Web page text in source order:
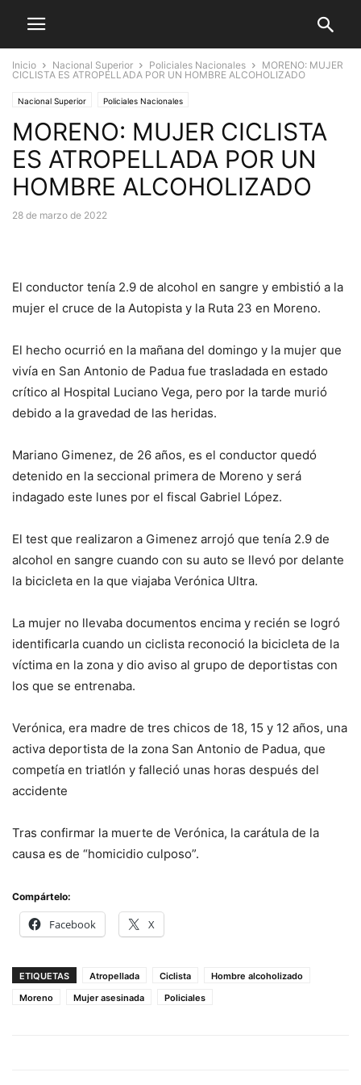
Inicio Nacional Superior Policiales Nacionales
MORENO: MUJER
CICLISTA ES ATROPELLADA POR UN HOMBRE ALCOHOLIZADO
Nacional Superior Policiales Nacionales
MORENO: MUJER CICLISTA
ES ATROPELLADA POR UN
HOMBRE ALCOHOLIZADO
28 de marzo de 2022
El conductor tenía 2.9 de alcohol en sangre y embistió a la
mujer el cruce de la Autopista y la Ruta 23 en Moreno.
El hecho ocurrió en la mañana del domingo y la mujer que
vivía en San Antonio de Padua fue trasladada en estado
crítico al Hospital Luciano Vega, pero por la tarde murió
debido a la gravedad de las heridas.
Mariano Gimenez, de 26 años, es el conductor quedó
detenido en la seccional primera de Moreno y será
indagado este lunes por el fiscal Gabriel López.
El test que realizaron a Gimenez arrojó que tenía 2.9 de
alcohol en sangre cuando con su auto se llevó por delante
la bicicleta en la que viajaba Verónica Ultra.
La mujer no llevaba documentos encima y recién se logró
identificarla cuando un ciclista reconoció la bicicleta de la
víctima en la zona y dio aviso al grupo de deportistas con
los que se entrenaba.
Verónica, era madre de tres chicos de 18, 15 y 12 años, una
activa deportista de la zona San Antonio de Padua, que
competía en triatlón y falleció unas horas después del
accidente
Tras confirmar la muerte de Verónica, la carátula de la
causa es de “homicidio culposo”.
Compártelo:
Facebook X
ETIQUETAS Atropellada Ciclista
Hombre alcoholizado
Moreno
Mujer asesinada Policiales